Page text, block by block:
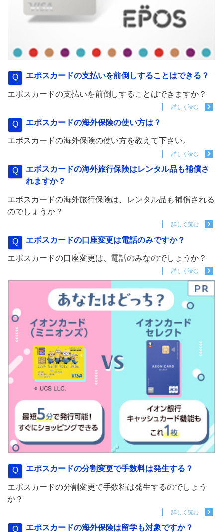
エポスカードの支払いを前倒しすることはできる？
エポスカードの支払いを前倒しすることはできますか？
詳しく読む
エポスカードの海外保険の使い方は？
エポスカードの海外保険の使い方を教えて下さい。
詳しく読む
エポスカードの海外旅行保険はレンタル品も補償さ
れますか？
エポスカードの海外旅行保険は、レンタル品も補償される
のでしょうか？
詳しく読む
エポスカードの口座変更は電話のみですか？
エポスカードの口座変更は、電話のみなのでしょうか？
詳しく読む
エポスカードの分割変更で手数料は発生する？
エポスカードの分割変更で手数料は発生するのでしょう
か？
詳しく読む
エポスカードの海外保険は留学も対象ですか？